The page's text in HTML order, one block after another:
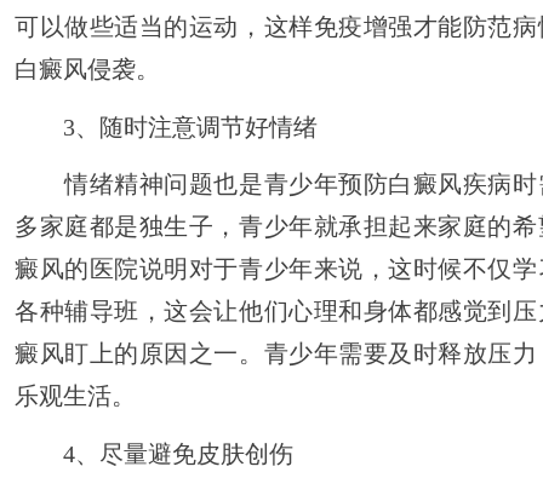
可以做些适当的运动，这样免疫增强才能防范
白癜风侵袭。
3、随时注意调节好情绪
情绪精神问题也是青少年预防白癜风疾病时
多家庭都是独生子，青少年就承担起来家庭的
癜风的医院说明对于青少年来说，这时候不仅
各种辅导班，这会让他们心理和身体都感觉到
癜风盯上的原因之一。青少年需要及时释放压
乐观生活。
4、尽量避免皮肤创伤